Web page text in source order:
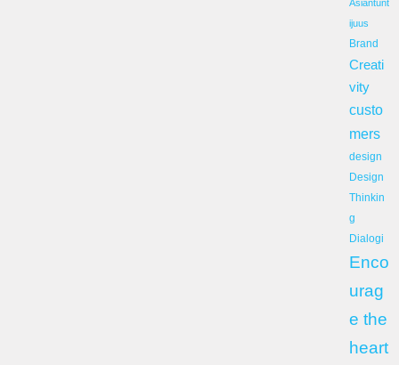
Asiantunt
ijuus
Brand
Creati
vity
custo
mers
design
Design
Thinkin
g
Dialogi
Enco
urag
e the
heart